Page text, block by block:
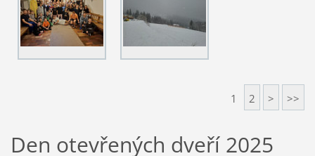
1 2 > >>
Den otevřených dveří 2025